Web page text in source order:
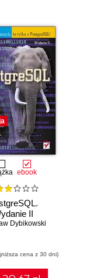
ebook
II
Dybikowski
cena z 30 dni)